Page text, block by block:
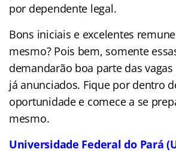
por dependente legal.
Bons iniciais e excelentes
mesmo? Pois bem, somente
demandarão boa parte das
já anunciados. Fique por dentro
oportunidade e comece a se
mesmo.
Universidade Federal do Pará